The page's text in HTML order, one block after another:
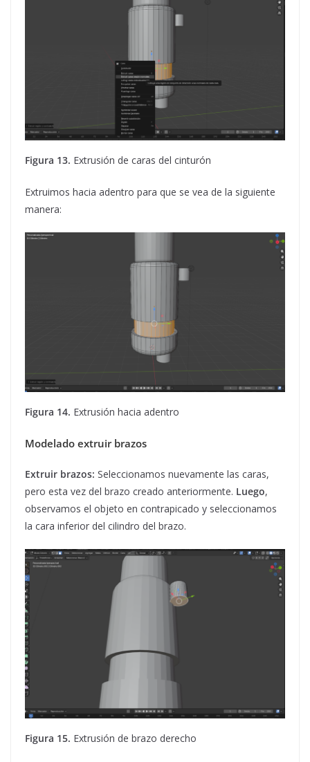
Figura 13. Extrusión de caras del cinturón
Extruimos hacia adentro para que se vea de la siguiente
manera:
Figura 14. Extrusión hacia adentro
Modelado extruir brazos
Extruir brazos: Seleccionamos nuevamente las caras,
pero esta vez del brazo creado anteriormente. Luego,
observamos el objeto en contrapicado y seleccionamos
la cara inferior del cilindro del brazo.
Figura 15. Extrusión de brazo derecho